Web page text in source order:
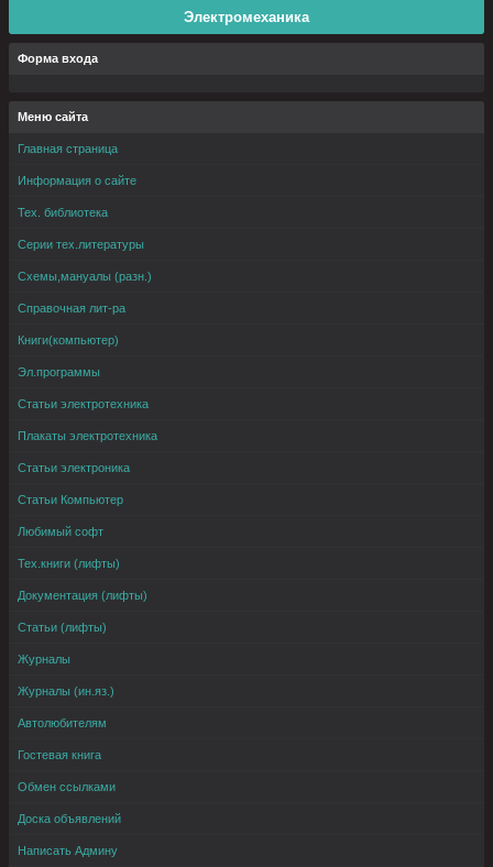
Электромеханика
Форма входа
Меню сайта
Главная страница
Информация о сайте
Тех. библиотека
Серии тех.литературы
Схемы,мануалы (разн.)
Справочная лит-ра
Книги(компьютер)
Эл.программы
Статьи электротехника
Плакаты электротехника
Статьи электроника
Статьи Компьютер
Любимый софт
Тех.книги (лифты)
Документация (лифты)
Статьи (лифты)
Журналы
Журналы (ин.яз.)
Автолюбителям
Гостевая книга
Обмен ссылками
Доска объявлений
Написать Админу